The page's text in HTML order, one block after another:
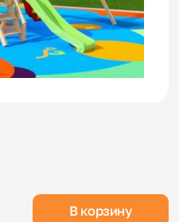
В корзину